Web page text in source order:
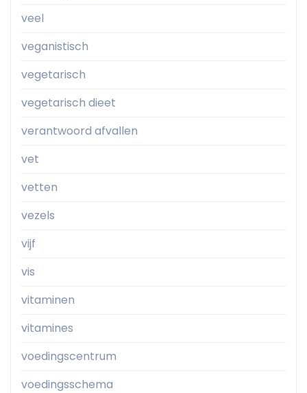
veel
veganistisch
vegetarisch
vegetarisch dieet
verantwoord afvallen
vet
vetten
vezels
vijf
vis
vitaminen
vitamines
voedingscentrum
voedingsschema